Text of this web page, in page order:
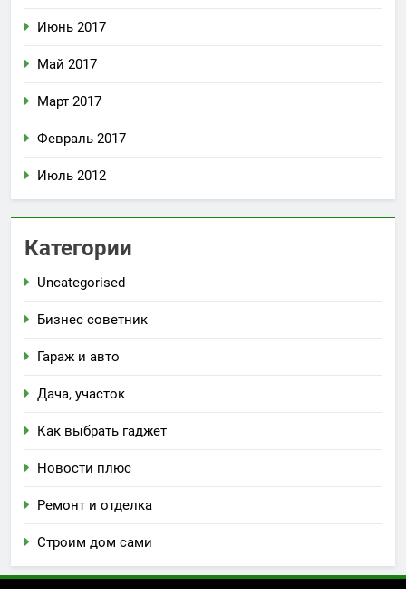
Июнь 2017
Май 2017
Март 2017
Февраль 2017
Июль 2012
Категории
Uncategorised
Бизнес советник
Гараж и авто
Дача, участок
Как выбрать гаджет
Новости плюс
Ремонт и отделка
Строим дом сами